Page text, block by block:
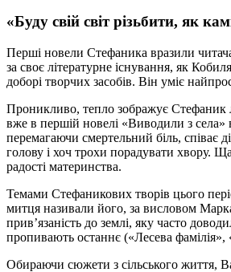
«Буду свій світ різьбити, як
Перші новели Стефаника вразили
за своє літературне існування, як
доборі творчих засобів. Він уміє
Проникливо, тепло зображує Стефаник
вже в першій новелі «Виводили з
перемагаючи смертельний біль, співає
голову і хоч трохи порадувати хвору.
радості материнства.
Темами Стефаникових творів цього
митця називали його, за висловом
прив’язаність до землі, яку часто
пропивають останнє («Лесева
Обираючи сюжети з сільського життя,